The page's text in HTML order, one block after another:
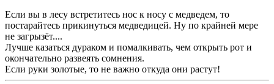
Если вы в лесу встретитесь нос к носу с медведем, то
постарайтесь прикинуться медведицей. Ну по крайней мере
не загрызёт....
Лучше казаться дураком и помалкивать, чем открыть рот и
окончательно развеять сомнения.
Если руки золотые, то не важно откуда они растут!